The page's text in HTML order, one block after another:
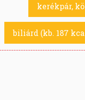
kerékpár,
biliárd (kb. 187